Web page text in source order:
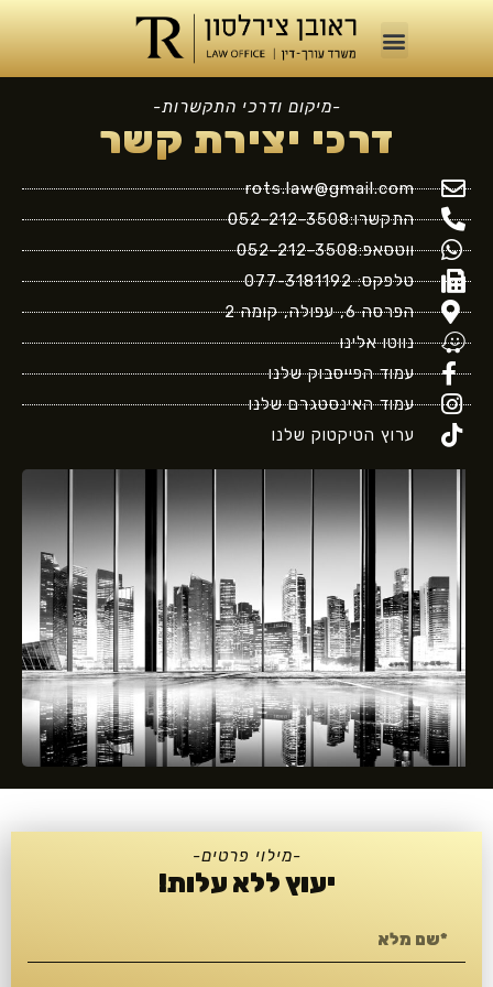
-מיקום ודרכי התקשרות-
דרכי יצירת קשר
rots.law@gmail.com
התקשרו:052-212-3508
ווטסאפ:052-212-3508
טלפקס: 077-3181192
הפרסה 6, עפולה, קומה 2
נווטו אלינו
עמוד הפייסבוק שלנו
עמוד האינסטגרם שלנו
ערוץ הטיקטוק שלנו
-מילוי פרטים-
יעוץ ללא עלות!